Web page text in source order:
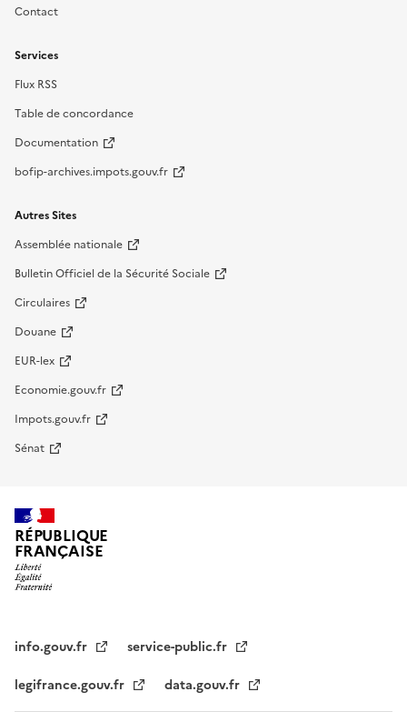
Contact
Services
Flux RSS
Table de concordance
Documentation
bofip-archives.impots.gouv.fr
Autres Sites
Assemblée nationale
Bulletin Officiel de la Sécurité Sociale
Circulaires
Douane
EUR-lex
Economie.gouv.fr
Impots.gouv.fr
Sénat
RÉPUBLIQUE
FRANÇAISE
info.gouv.fr
service-public.fr
legifrance.gouv.fr
data.gouv.fr